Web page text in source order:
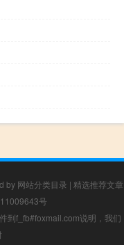
by 网站分类目录 | 精选推荐文章
号
到f_fb#foxmail.com说明，我们